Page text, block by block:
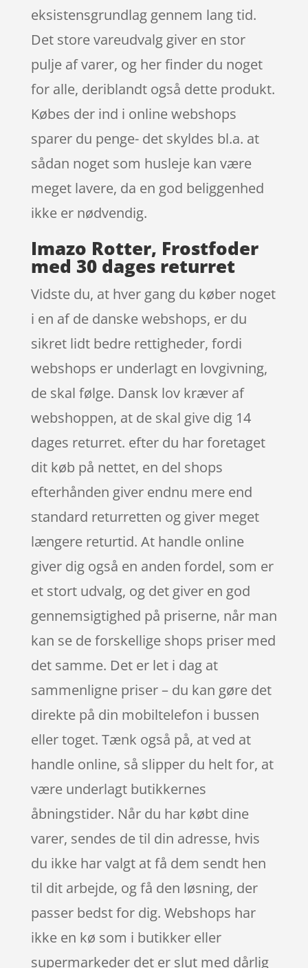
eksistensgrundlag gennem lang tid.
Det store vareudvalg giver en stor
pulje af varer, og her finder du noget
for alle, deriblandt også dette produkt.
Købes der ind i online webshops
sparer du penge- det skyldes bl.a. at
sådan noget som husleje kan være
meget lavere, da en god beliggenhed
ikke er nødvendig.
Imazo Rotter, Frostfoder
med 30 dages returret
Vidste du, at hver gang du køber noget
i en af de danske webshops, er du
sikret lidt bedre rettigheder, fordi
webshops er underlagt en lovgivning,
de skal følge. Dansk lov kræver af
webshoppen, at de skal give dig 14
dages returret. efter du har foretaget
dit køb på nettet, en del shops
efterhånden giver endnu mere end
standard returretten og giver meget
længere returtid. At handle online
giver dig også en anden fordel, som er
et stort udvalg, og det giver en god
gennemsigtighed på priserne, når man
kan se de forskellige shops priser med
det samme. Det er let i dag at
sammenligne priser – du kan gøre det
direkte på din mobiltelefon i bussen
eller toget. Tænk også på, at ved at
handle online, så slipper du helt for, at
være underlagt butikkernes
åbningstider. Når du har købt dine
varer, sendes de til din adresse, hvis
du ikke har valgt at få dem sendt hen
til dit arbejde, og få den løsning, der
passer bedst for dig. Webshops har
ikke en kø som i butikker eller
supermarkeder det er slut med dårlig